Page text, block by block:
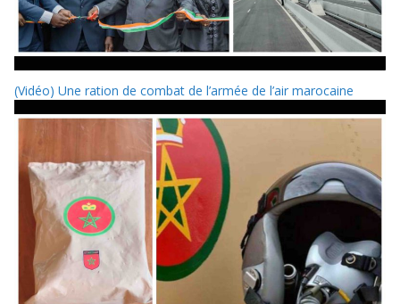
(Vidéo) Une ration de combat de l’armée de l’air marocaine